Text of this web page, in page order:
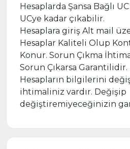
Hesaplarda Şansa Bağlı
UCye kadar çıkabilir.
Hesaplara giriş Alt mail
Hesaplar Kaliteli Olup
Konur. Sorun Çıkma
Sorun Çıkarsa Garantilidir.
Hesapların bilgilerini
ihtimaliniz vardır. Değişip
değiştiremiyeceğinizin